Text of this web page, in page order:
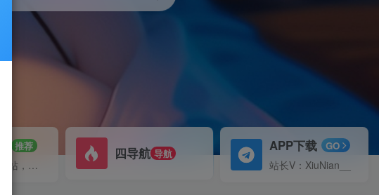
推荐
搭建同款网站，自己当老板
四导航 导航 APP下载 GO
站长V：XiuNian__